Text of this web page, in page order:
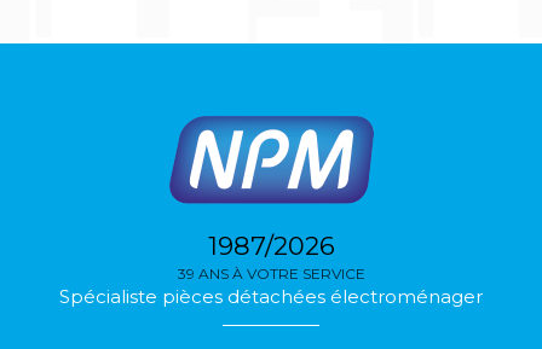
1987/2026
39 ANS À VOTRE SERVICE
Spécialiste pièces détachées électroménager